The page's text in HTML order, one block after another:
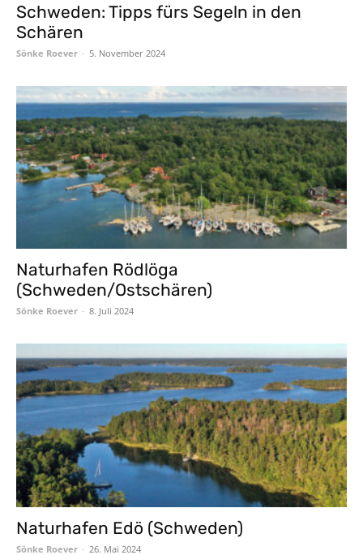
Schweden: Tipps fürs Segeln in den
Schären
Sönke Roever - 5. November 2024
Naturhafen Rödlöga
(Schweden/Ostschären)
Sönke Roever - 8. Juli 2024
Naturhafen Edö (Schweden)
Sönke Roever - 26. Mai 2024